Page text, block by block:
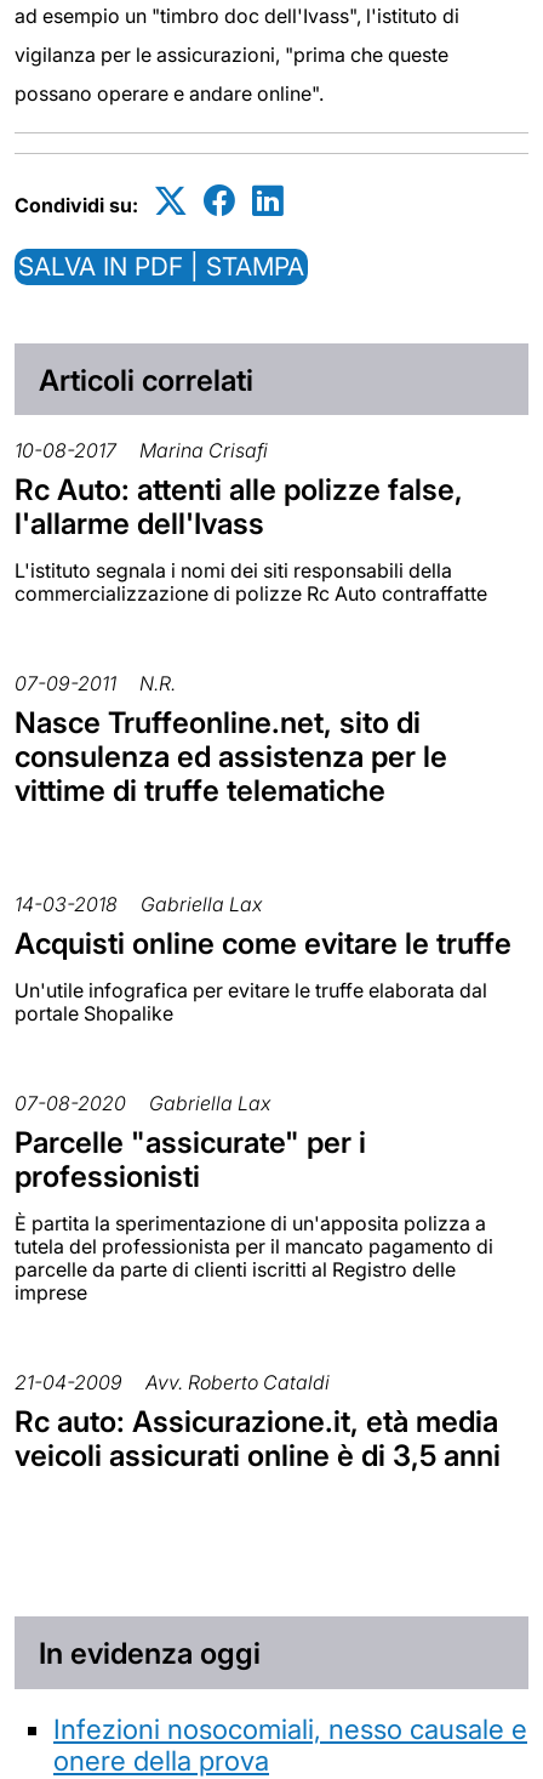
ad esempio un "timbro doc dell'Ivass", l'istituto di
vigilanza per le assicurazioni, "prima che queste
possano operare e andare online".
Condividi su:
SALVA IN PDF | STAMPA
Articoli correlati
10-08-2017 Marina Crisafi
Rc Auto: attenti alle polizze false,
l'allarme dell'Ivass
L'istituto segnala i nomi dei siti responsabili della
commercializzazione di polizze Rc Auto contraffatte
07-09-2011 N.R.
Nasce Truffeonline.net, sito di
consulenza ed assistenza per le
vittime di truffe telematiche
14-03-2018 Gabriella Lax
Acquisti online come evitare le truffe
Un'utile infografica per evitare le truffe elaborata dal
portale Shopalike
07-08-2020 Gabriella Lax
Parcelle "assicurate" per i
professionisti
È partita la sperimentazione di un'apposita polizza a
tutela del professionista per il mancato pagamento di
parcelle da parte di clienti iscritti al Registro delle
imprese
21-04-2009 Avv. Roberto Cataldi
Rc auto: Assicurazione.it, età media
veicoli assicurati online è di 3,5 anni
In evidenza oggi
Infezioni nosocomiali, nesso causale e
onere della prova